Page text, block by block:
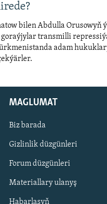
bilen Abdulla Orusowyň
transmilli
adam
MAGLUMAT
Biz barada
Gizlinlik düzgünleri
Forum düzgünleri
Materiallary ulanyş
Habarlaşyň